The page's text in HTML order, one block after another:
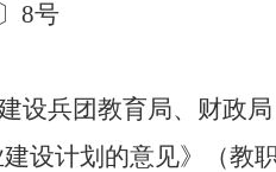
8号
设兵团教育局、财政局
设计划的意见》（教